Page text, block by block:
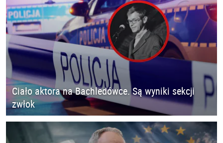
Ciało aktora na Bachledówce. Są wyniki sekcji
zwłok